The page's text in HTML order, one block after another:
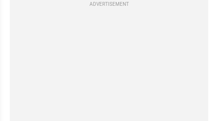
ADVERTISEMENT